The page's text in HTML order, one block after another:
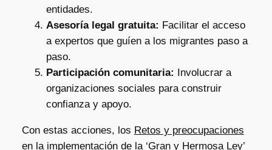
entidades.
Asesoría legal gratuita: Facilitar el acceso
a expertos que guíen a los migrantes paso a
paso.
Participación comunitaria: Involucrar a
organizaciones sociales para construir
confianza y apoyo.
Con estas acciones, los Retos y preocupaciones
en la implementación de la ‘Gran y Hermosa Ley’